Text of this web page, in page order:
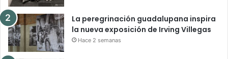
La peregrinación guadalupana inspira
la nueva exposición de Irving Villegas
Hace 2 semanas